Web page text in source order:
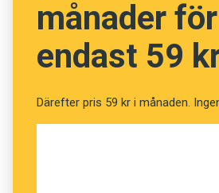
månader för
endast 59
Därefter pris 59 kr i månaden.